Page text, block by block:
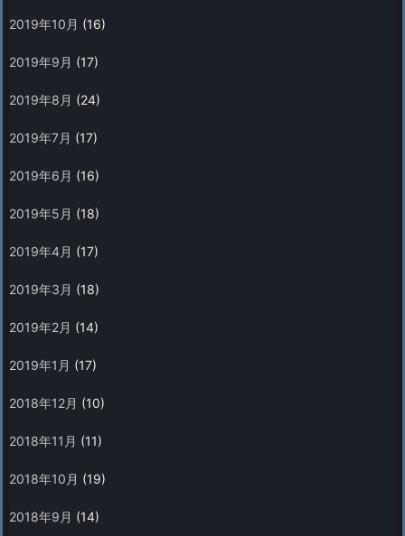
2019年10月 (16)
2019年9月 (17)
2019年8月 (24)
2019年7月 (17)
2019年6月 (16)
2019年5月 (18)
2019年4月 (17)
2019年3月 (18)
2019年2月 (14)
2019年1月 (17)
2018年12月 (10)
2018年11月 (11)
2018年10月 (19)
2018年9月 (14)